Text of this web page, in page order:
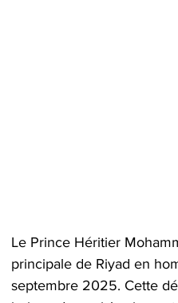
Le Prince Héritier
principale de Riyad en
septembre 2025. Cette